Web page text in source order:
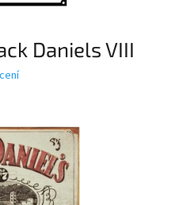
Daniels VIII